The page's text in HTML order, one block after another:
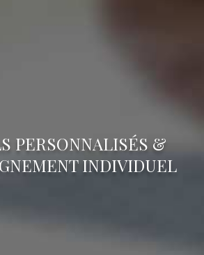
PERSONNALISÉS &
INDIVIDUEL